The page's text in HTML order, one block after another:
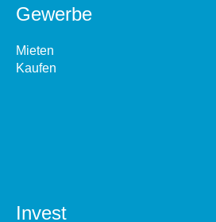
Gewerbe
Mieten
Kaufen
Invest